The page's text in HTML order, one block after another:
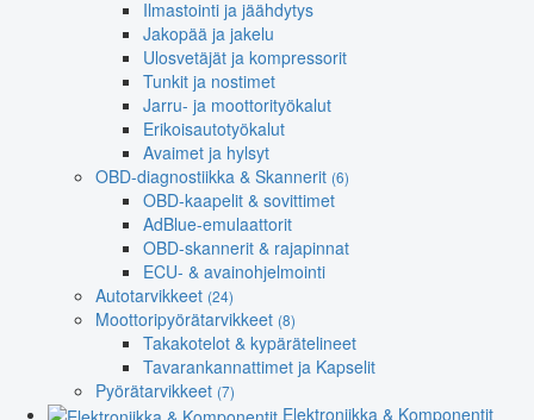
Ilmastointi ja jäähdytys
Jakopää ja jakelu
Ulosvetäjät ja kompressorit
Tunkit ja nostimet
Jarru- ja moottorityökalut
Erikoisautotyökalut
Avaimet ja hylsyt
OBD-diagnostiikka & Skannerit (6)
OBD-kaapelit & sovittimet
AdBlue-emulaattorit
OBD-skannerit & rajapinnat
ECU- & avainohjelmointi
Autotarvikkeet (24)
Moottoripyörätarvikkeet (8)
Takakotelot & kypärätelineet
Tavarankannattimet ja Kapselit
Pyörätarvikkeet (7)
Elektroniikka & Komponentit